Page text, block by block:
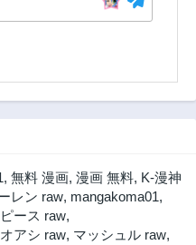
2年前
第229話
2年前
第227話
, 無料 漫画, 漫画 無料, K-漫神
レン raw, mangakoma01,
ース raw,
アシ raw, マッシュル raw,